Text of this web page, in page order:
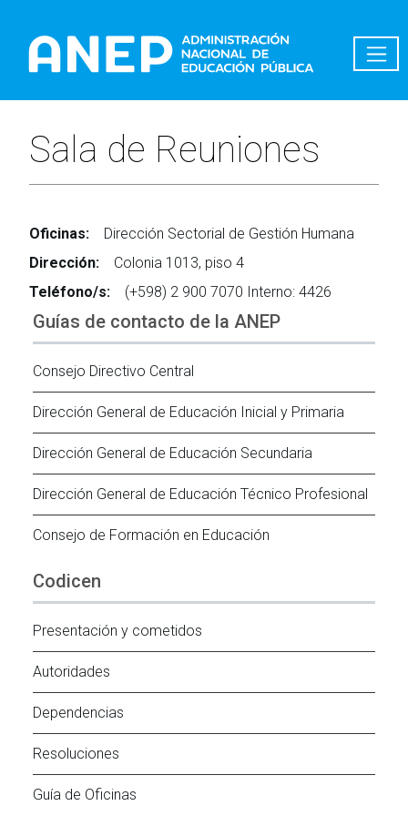
Sala de Reuniones
Oficinas:
Dirección Sectorial de Gestión Humana
Dirección:
Colonia 1013, piso 4
Teléfono/s:
(+598) 2 900 7070 Interno: 4426
Guías de contacto de la ANEP
Consejo Directivo Central
Dirección General de Educación Inicial y Primaria
Dirección General de Educación Secundaria
Dirección General de Educación Técnico Profesional
Consejo de Formación en Educación
Codicen
Presentación y cometidos
Autoridades
Dependencias
Resoluciones
Guía de Oficinas